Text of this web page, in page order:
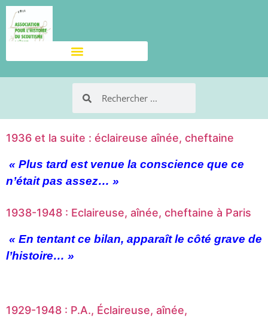
1936 et la suite : éclaireuse aînée, cheftaine
« Plus tard est venue la conscience que ce
n’était pas assez… »
1938-1948 : Eclaireuse, aînée, cheftaine à Paris
« En tentant ce bilan, apparaît le côté grave de
l’histoire… »
1929-1948 : P.A., Éclaireuse, aînée,